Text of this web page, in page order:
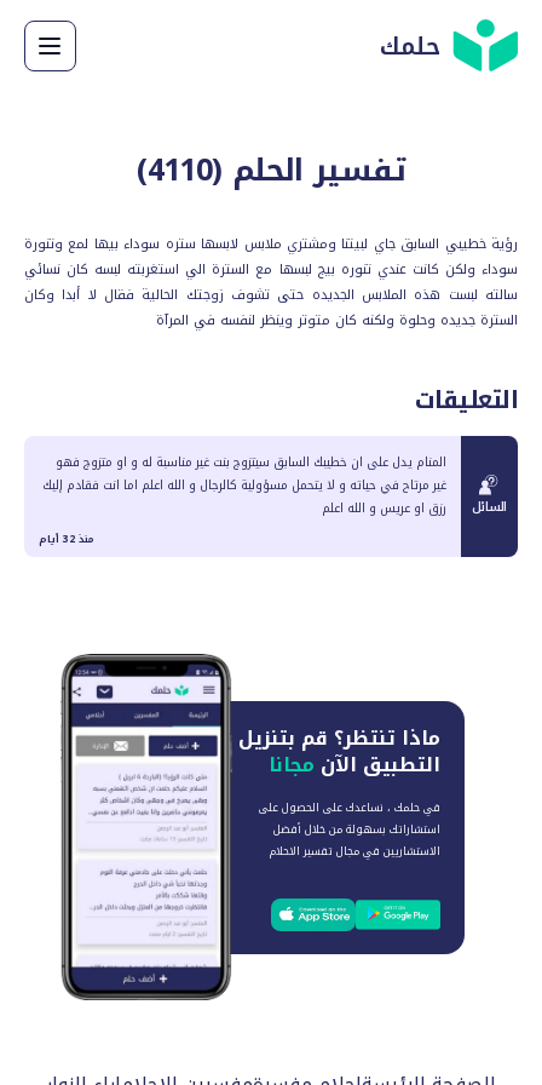
حلمك
تفسير الحلم (4110
)
رؤية خطيبي السابق جاي لبيتنا ومشتري ملابس لابسها ستره سوداء بيها لمع وتنورة
سوداء ولكن كانت عندي تنوره بيج لبسها مع السترة الي استغربته لبسه كان نسائي
سالته لبست هذه الملابس الجديده حتى تشوف زوجتك الحالية فقال لا أبدا وكان
السترة جديده وحلوة ولكنه كان متوتر وينظر لنفسه في المرآة
التعليقات
السائل
المنام يدل على ان خطيبك السابق سيتزوج بنت غير مناسبة له و او متزوج فهو
غير مرتاح في حياته و لا يتحمل مسؤولية كالرجال و الله اعلم اما انت فقادم إليك
رزق او عريس و الله اعلم
منذ 32 أيام
ماذا تنتظر؟ قم بتنزيل
التطبيق الآن مجانا
في حلمك ، نساعدك على الحصول على
استشاراتك بسهولة من خلال أفضل
الاستشاريين في مجال تفسير الاحلام